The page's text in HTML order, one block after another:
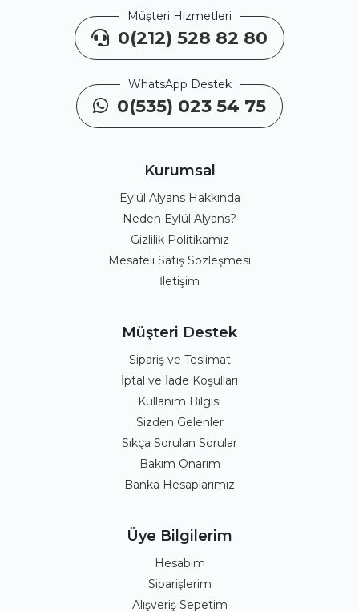
Müşteri Hizmetleri
0(212) 528 82 80
WhatsApp Destek
0(535) 023 54 75
Kurumsal
Eylül Alyans Hakkında
Neden Eylül Alyans?
Gizlilik Politikamız
Mesafeli Satış Sözleşmesi
İletişim
Müşteri Destek
Sipariş ve Teslimat
İptal ve İade Koşulları
Kullanım Bilgisi
Sizden Gelenler
Sıkça Sorulan Sorular
Bakım Onarım
Banka Hesaplarımız
Üye Bilgilerim
Hesabım
Siparişlerim
Alışveriş Sepetim